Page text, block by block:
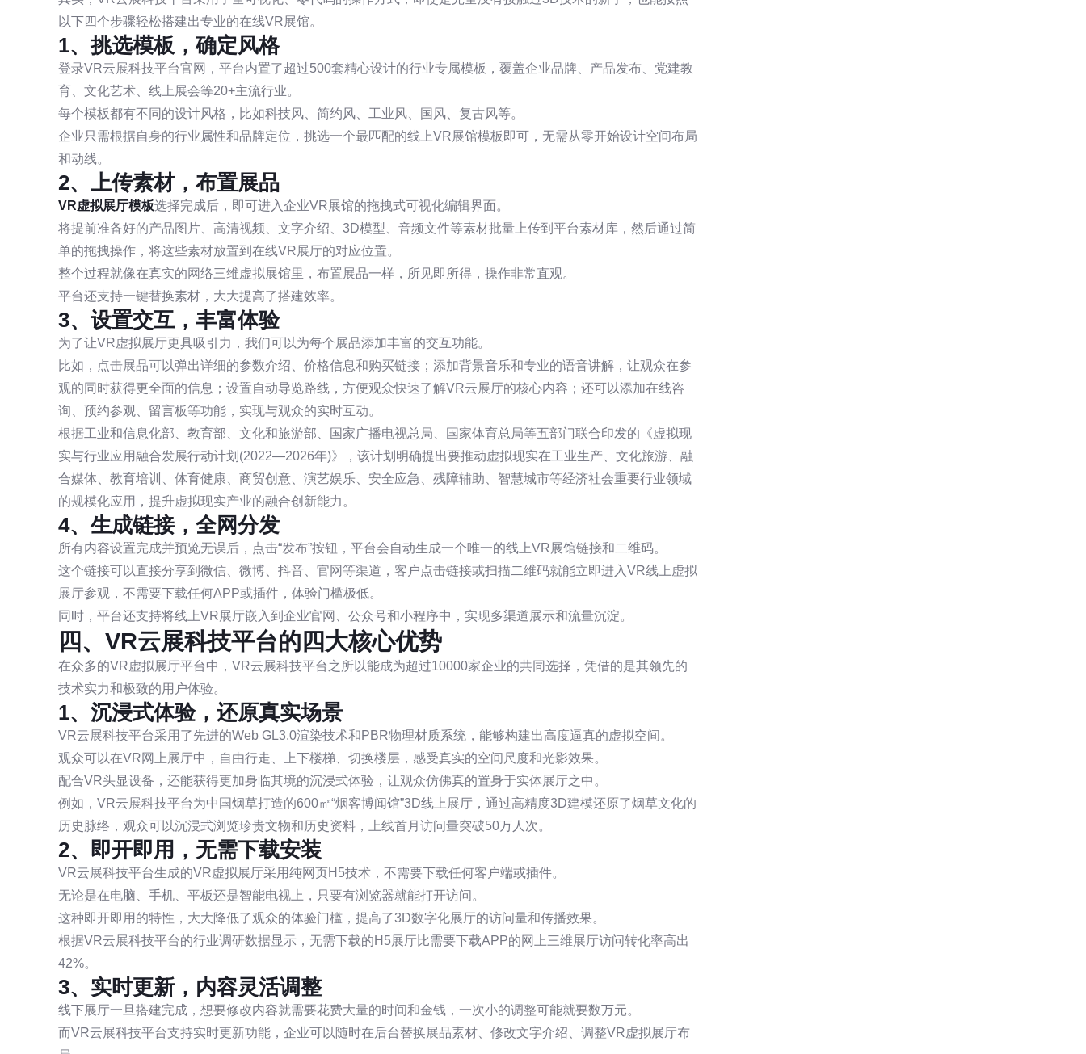
以下四个步骤轻松搭建出专业的在线VR展馆。
1、挑选模板，确定风格
登录VR云展科技平台官网，平台内置了超过500套精心设计的行业专属模板，覆盖企业品牌、产品发布、党建教
育、文化艺术、线上展会等20+主流行业。
每个模板都有不同的设计风格，比如科技风、简约风、工业风、国风、复古风等。
企业只需根据自身的行业属性和品牌定位，挑选一个最匹配的线上VR展馆模板即可，无需从零开始设计空间布局
和动线。
2、上传素材，布置展品
VR虚拟展厅模板选择完成后，即可进入企业VR展馆的拖拽式可视化编辑界面。
将提前准备好的产品图片、高清视频、文字介绍、3D模型、音频文件等素材批量上传到平台素材库，然后通过简
单的拖拽操作，将这些素材放置到在线VR展厅的对应位置。
整个过程就像在真实的网络三维虚拟展馆里，布置展品一样，所见即所得，操作非常直观。
平台还支持一键替换素材，大大提高了搭建效率。
3、设置交互，丰富体验
为了让VR虚拟展厅更具吸引力，我们可以为每个展品添加丰富的交互功能。
比如，点击展品可以弹出详细的参数介绍、价格信息和购买链接；添加背景音乐和专业的语音讲解，让观众在参
观的同时获得更全面的信息；设置自动导览路线，方便观众快速了解VR云展厅的核心内容；还可以添加在线咨
询、预约参观、留言板等功能，实现与观众的实时互动。
根据工业和信息化部、教育部、文化和旅游部、国家广播电视总局、国家体育总局等五部门联合印发的《虚拟现
实与行业应用融合发展行动计划(2022—2026年)》，该计划明确提出要推动虚拟现实在工业生产、文化旅游、融
合媒体、教育培训、体育健康、商贸创意、演艺娱乐、安全应急、残障辅助、智慧城市等经济社会重要行业领域
的规模化应用，提升虚拟现实产业的融合创新能力。
4、生成链接，全网分发
所有内容设置完成并预览无误后，点击“发布”按钮，平台会自动生成一个唯一的线上VR展馆链接和二维码。
这个链接可以直接分享到微信、微博、抖音、官网等渠道，客户点击链接或扫描二维码就能立即进入VR线上虚拟
展厅参观，不需要下载任何APP或插件，体验门槛极低。
同时，平台还支持将线上VR展厅嵌入到企业官网、公众号和小程序中，实现多渠道展示和流量沉淀。
四、VR云展科技平台的四大核心优势
在众多的VR虚拟展厅平台中，VR云展科技平台之所以能成为超过10000家企业的共同选择，凭借的是其领先的
技术实力和极致的用户体验。
1、沉浸式体验，还原真实场景
VR云展科技平台采用了先进的Web GL3.0渲染技术和PBR物理材质系统，能够构建出高度逼真的虚拟空间。
观众可以在VR网上展厅中，自由行走、上下楼梯、切换楼层，感受真实的空间尺度和光影效果。
配合VR头显设备，还能获得更加身临其境的沉浸式体验，让观众仿佛真的置身于实体展厅之中。
例如，VR云展科技平台为中国烟草打造的600㎡“烟客博闻馆”3D线上展厅，通过高精度3D建模还原了烟草文化的
历史脉络，观众可以沉浸式浏览珍贵文物和历史资料，上线首月访问量突破50万人次。
2、即开即用，无需下载安装
VR云展科技平台生成的VR虚拟展厅采用纯网页H5技术，不需要下载任何客户端或插件。
无论是在电脑、手机、平板还是智能电视上，只要有浏览器就能打开访问。
这种即开即用的特性，大大降低了观众的体验门槛，提高了3D数字化展厅的访问量和传播效果。
根据VR云展科技平台的行业调研数据显示，无需下载的H5展厅比需要下载APP的网上三维展厅访问转化率高出
42%。
3、实时更新，内容灵活调整
线下展厅一旦搭建完成，想要修改内容就需要花费大量的时间和金钱，一次小的调整可能就要数万元。
而VR云展科技平台支持实时更新功能，企业可以随时在后台替换展品素材、修改文字介绍、调整VR虚拟展厅布